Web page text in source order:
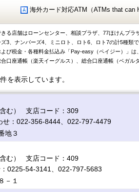
海外カード対応ATM（ATMs that can
る店舗はローンセンター、相談プラザ、77ほけんプラ
3、ナンバーズ4、ミニロト、ロト6、ロト7の計5種類で
び税金・各種料金払込み「Pay-easy（ペイジー）」は
口座通帳（楽天イーグルス）、総合口座通帳（ベガル
件を表示しています。
む） 支店コード：309
：022-356-8444、022-797-4479
地３
む） 支店コード：409
0225-54-3141、022-797-5683
－１